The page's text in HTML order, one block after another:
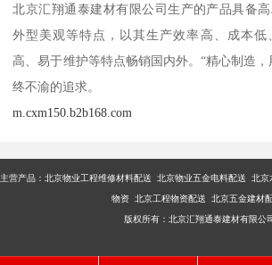
北京汇翔通泰建材有限公司生产的产品具备
外型美观等特点，以其生产效率高、成本低
高、易于维护等特点畅销国内外。“精心制造
终不渝的追求。
m.cxm150.b2b168.com
主营产品： 北京物业工程维修材料配送 北京物业五金电料配送 北
物资 北京工程物资配送 北京五金建材
版权所有：北京汇翔通泰建材有限公